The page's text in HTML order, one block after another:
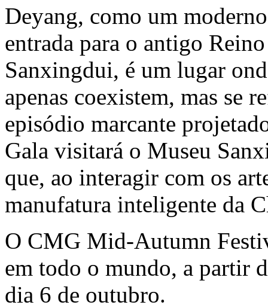
Deyang, como um
entrada para o antigo
Sanxingdui, é um lugar
apenas coexistem, mas se
episódio marcante
Gala visitará o Museu
que, ao interagir com os
manufatura inteligente da
O CMG Mid-Autumn
em todo o mundo, a partir
dia 6 de outubro.